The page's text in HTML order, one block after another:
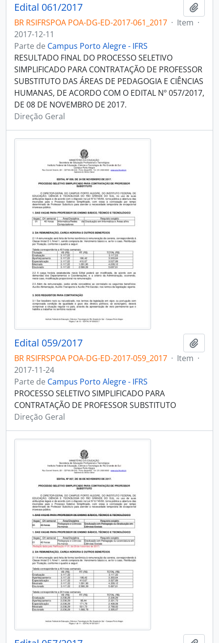
Edital 061/2017
BR RSIFRSPOA POA-DG-ED-2017-061_2017 · Item ·
2017-12-11
Parte de Campus Porto Alegre - IFRS
RESULTADO FINAL DO PROCESSO SELETIVO
SIMPLIFICADO PARA CONTRATAÇÃO DE PROFESSOR
SUBSTITUTO DAS ÁREAS DE PEDAGOGIA E CIÊNCIAS
HUMANAS, DE ACORDO COM O EDITAL Nº 057/2017,
DE 08 DE NOVEMBRO DE 2017.
Direção Geral
Edital 059/2017
BR RSIFRSPOA POA-DG-ED-2017-059_2017 · Item ·
2017-11-24
Parte de Campus Porto Alegre - IFRS
PROCESSO SELETIVO SIMPLIFICADO PARA
CONTRATAÇÃO DE PROFESSOR SUBSTITUTO
Direção Geral